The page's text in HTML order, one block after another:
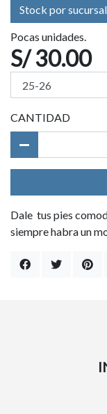
Stock por sucursal
Pocas unidades.
S/ 30.00
CANTIDAD
Dale tus pies
siempre habra un